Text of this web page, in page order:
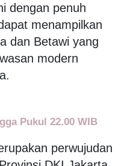
dengan penuh
menampilkan
dan Betawi yang
modern
Pukul 22.00 WIB
perwujudan